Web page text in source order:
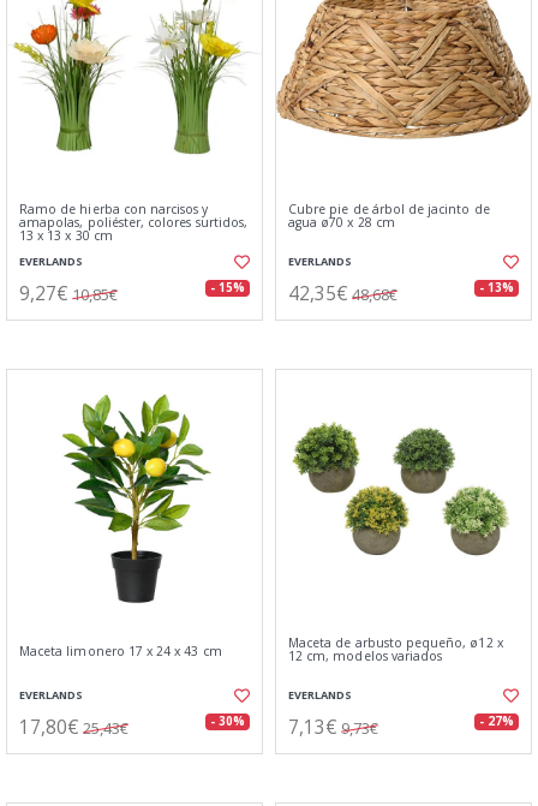
Ramo de hierba con narcisos y
amapolas, poliéster, colores surtidos,
13 x 13 x 30 cm
EVERLANDS
9,27€ 10,85€ - 15%
Cubre pie de árbol de jacinto de
agua ø70 x 28 cm
EVERLANDS
42,35€ 48,68€ - 13%
Maceta limonero 17 x 24 x 43 cm
EVERLANDS
17,80€ 25,43€ - 30%
Maceta de arbusto pequeño, ø12 x
12 cm, modelos variados
EVERLANDS
7,13€ 9,73€ - 27%